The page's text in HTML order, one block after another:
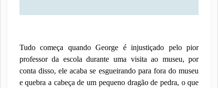
Tudo começa quando George é injustiçado pelo pior
professor da escola durante uma visita ao museu, por
conta disso, ele acaba se esgueirando para fora do museu
e quebra a cabeça de um pequeno dragão de pedra, o que